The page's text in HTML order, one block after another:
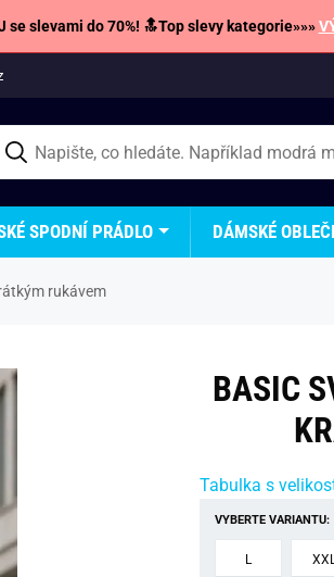
se slevami do 70%! 🔝Top slevy kategorie»»»
SPODNÍ PRÁDLO DÁMSKÉ
rukávem
BASIC
Tabulka s
VYBERTE VARIANTU:
L